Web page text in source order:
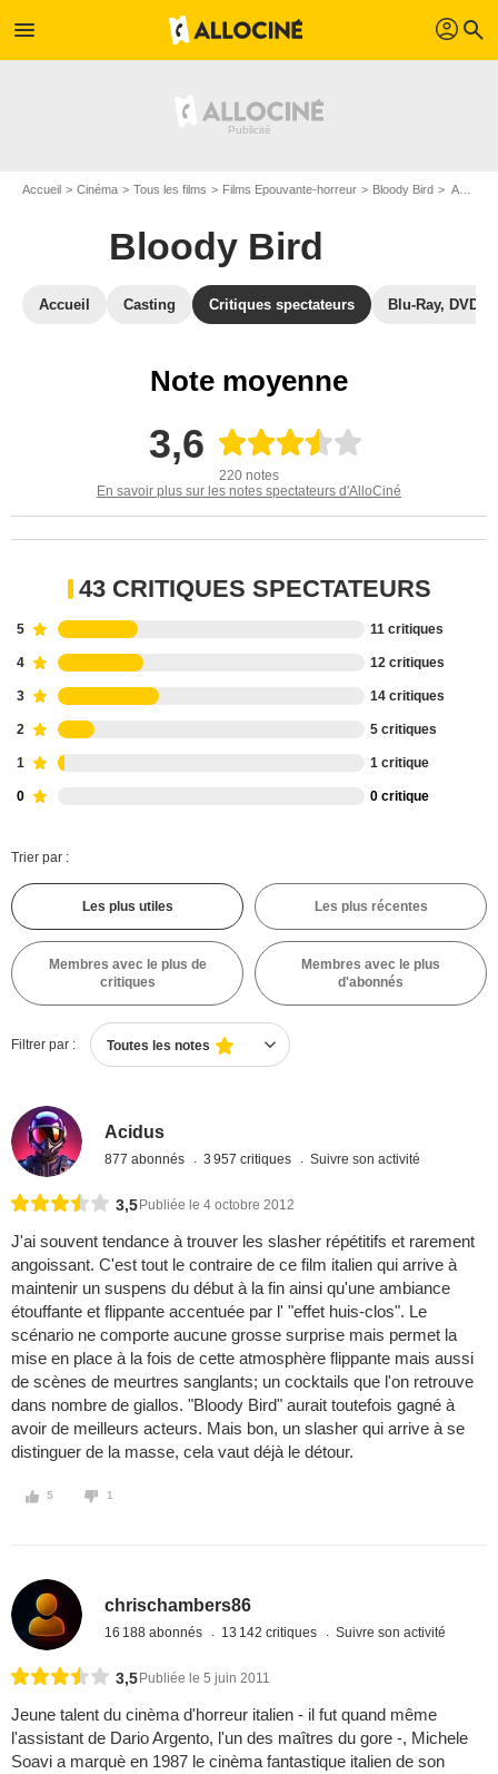
menu profil search
Accueil Cinéma Tous les films Films Epouvante-horreur Bloody Bird Avis sur Bloody Bird
Bloody Bird
Accueil Casting Critiques spectateurs Blu-Ray, DVD
Note moyenne
3,6
220 notes
En savoir plus sur les notes spectateurs d'AlloCiné
43 CRITIQUES SPECTATEURS
5 11 critiques
4 12 critiques
3 14 critiques
2 5 critiques
1 1 critique
0 0 critique
Trier par :
Les plus utiles Les plus récentes
Membres avec le plus de
critiques
Membres avec le plus
d'abonnés
Filtrer par : Toutes les notes
Acidus
877 abonnés 3 957 critiques Suivre son activité
3,5 Publiée le 4 octobre 2012
J'ai souvent tendance à trouver les slasher répétitifs et rarement
angoissant. C'est tout le contraire de ce film italien qui arrive à
maintenir un suspens du début à la fin ainsi qu'une ambiance
étouffante et flippante accentuée par l' "effet huis-clos". Le
scénario ne comporte aucune grosse surprise mais permet la
mise en place à la fois de cette atmosphère flippante mais aussi
de scènes de meurtres sanglants; un cocktails que l'on retrouve
dans nombre de giallos. "Bloody Bird" aurait toutefois gagné à
avoir de meilleurs acteurs. Mais bon, un slasher qui arrive à se
distinguer de la masse, cela vaut déjà le détour.
5 1
chrischambers86
16 188 abonnés 13 142 critiques Suivre son activité
3,5 Publiée le 5 juin 2011
Jeune talent du cinèma d'horreur italien - il fut quand même
l'assistant de Dario Argento, l'un des maîtres du gore -, Michele
Soavi a marquè en 1987 le cinèma fantastique italien de son